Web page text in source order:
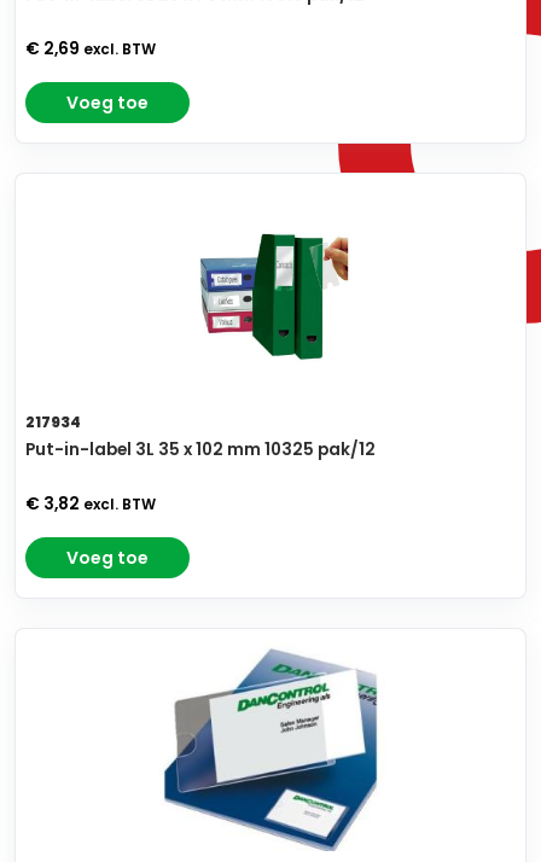
€ 2,69 excl. BTW
Voeg toe
217934
Put-in-label 3L 35 x 102 mm 10325 pak/12
€ 3,82 excl. BTW
Voeg toe